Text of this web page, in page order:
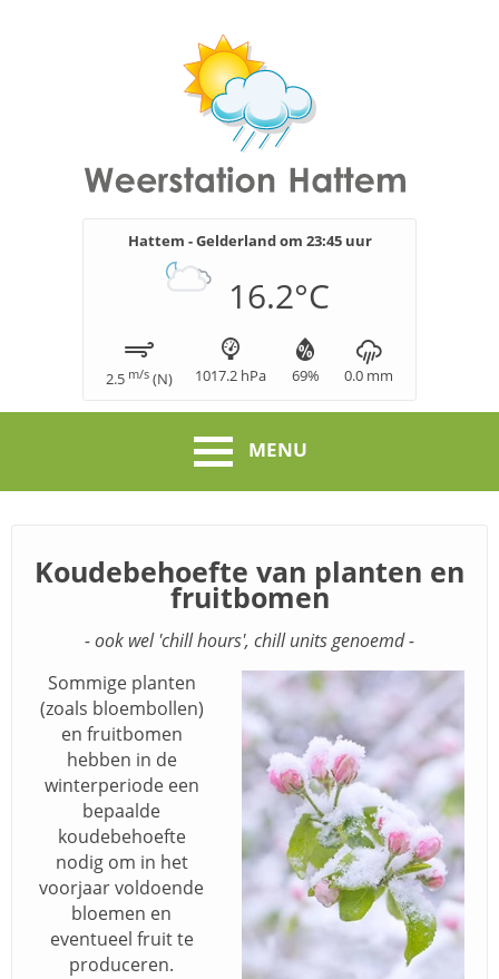
Hattem - Gelderland om 23:45uur
16.2°C
2.5 m/s (N) 1017.2 hPa 69% 0.0 mm
MENU
Koudebehoefte van planten en
fruitbomen
- ook wel 'chill hours', chill units genoemd -
Sommige planten
(zoals bloembollen)
en fruitbomen
hebben in de
winterperiode een
bepaalde
koudebehoefte
nodig om in het
voorjaar voldoende
bloemen en
eventueel fruit te
produceren.